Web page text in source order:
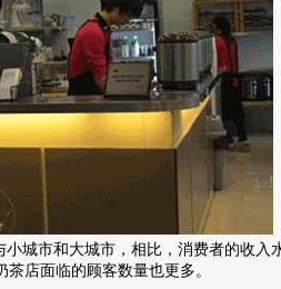
市和大城市，相比，消费者的收入
店面临的顾客数量也更多。